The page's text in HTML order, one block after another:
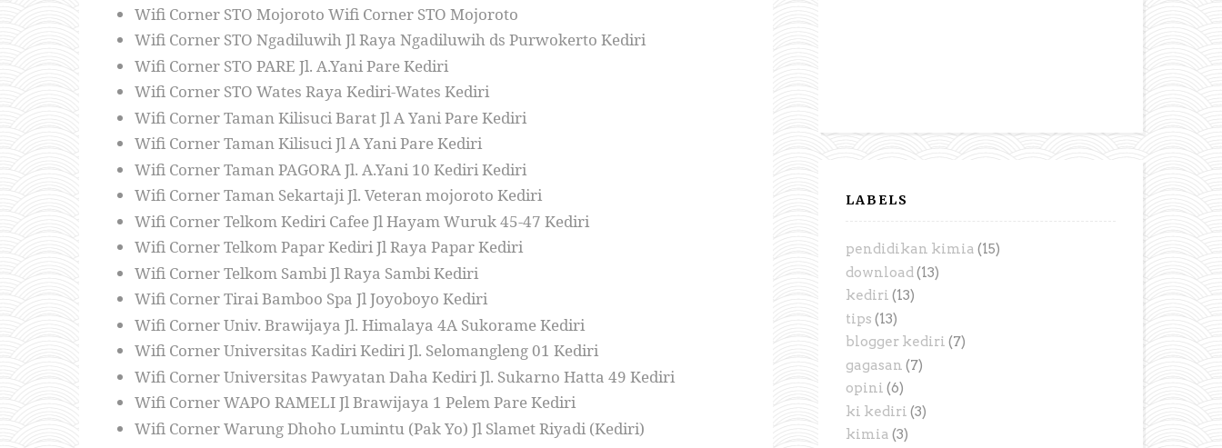
Wifi Corner STO Mojoroto Wifi Corner STO Mojoroto
Wifi Corner STO Ngadiluwih Jl Raya Ngadiluwih ds Purwokerto Kediri
Wifi Corner STO PARE Jl. A.Yani Pare Kediri
Wifi Corner STO Wates Raya Kediri-Wates Kediri
Wifi Corner Taman Kilisuci Barat Jl A Yani Pare Kediri
Wifi Corner Taman Kilisuci Jl A Yani Pare Kediri
Wifi Corner Taman PAGORA Jl. A.Yani 10 Kediri Kediri
Wifi Corner Taman Sekartaji Jl. Veteran mojoroto Kediri
Wifi Corner Telkom Kediri Cafee Jl Hayam Wuruk 45-47 Kediri
Wifi Corner Telkom Papar Kediri Jl Raya Papar Kediri
Wifi Corner Telkom Sambi Jl Raya Sambi Kediri
Wifi Corner Tirai Bamboo Spa Jl Joyoboyo Kediri
Wifi Corner Univ. Brawijaya Jl. Himalaya 4A Sukorame Kediri
Wifi Corner Universitas Kadiri Kediri Jl. Selomangleng 01 Kediri
Wifi Corner Universitas Pawyatan Daha Kediri Jl. Sukarno Hatta 49 Kediri
Wifi Corner WAPO RAMELI Jl Brawijaya 1 Pelem Pare Kediri
Wifi Corner Warung Dhoho Lumintu (Pak Yo) Jl Slamet Riyadi (Kediri)
LABELS
pendidikan kimia (15)
download(13)
kediri (13)
tips (13)
blogger kediri (7)
gagasan (7)
opini (6)
ki kediri (3)
kimia (3)